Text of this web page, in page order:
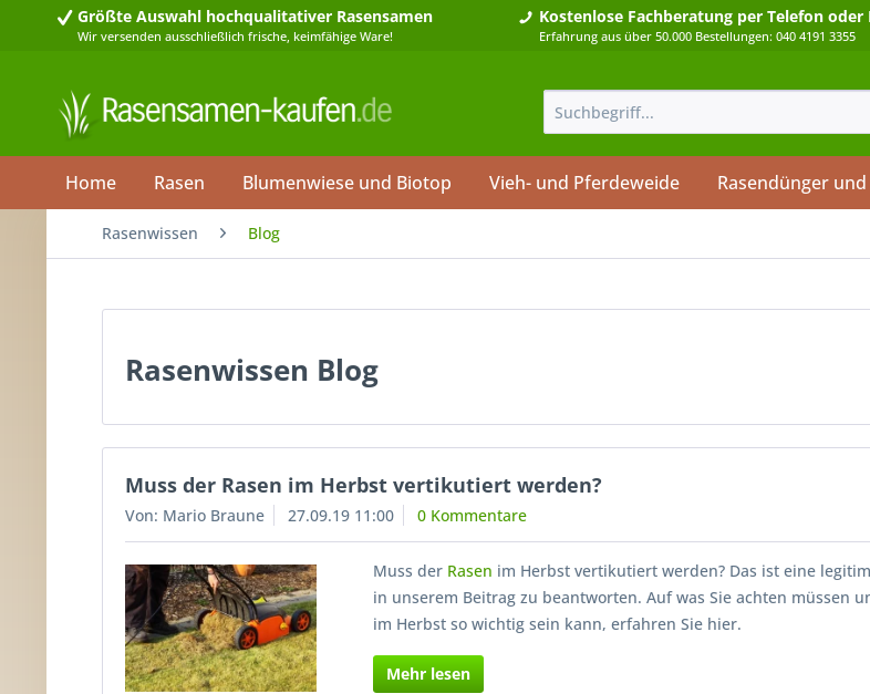
Größte Auswahl hochqualitativer Rasensamen
Wir versenden ausschließlich frische, keimfähige Ware!
Kostenlose Fachberatung per Telefon oder
Erfahrung aus über 50.000 Bestellungen: 040 4191 3355
Home Rasen Blumenwiese und Biotop Vieh- und Pferdeweide Rasendünger
Rasenwissen Blog
Rasenwissen Blog
Muss der Rasen im Herbst vertikutiert werden?
Von: Mario Braune 27.09.19 11:00 0 Kommentare
Muss der Rasen im Herbst vertikutiert werden? Das ist eine
in unserem Beitrag zu beantworten. Auf was Sie achten müssen
im Herbst so wichtig sein kann, erfahren Sie hier.
Mehr lesen